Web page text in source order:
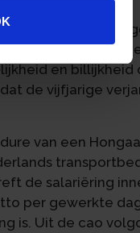
zijn vordering
die aan de
en billijkheid
de vijfjarige
van een
de salariëring
per gewerkte
is. Uit de cao